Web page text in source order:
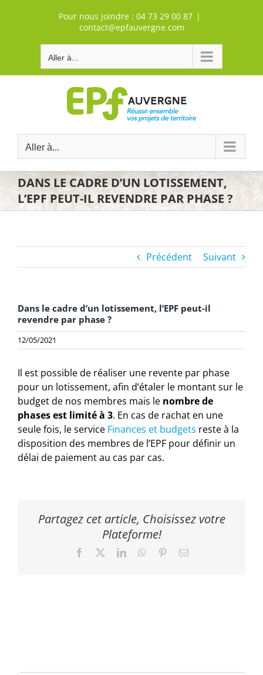
Pour nous joindre : 04 73 29 00 87 |
contact@epfauvergne.com
Aller à...
Aller à...
DANS LE CADRE D’UN LOTISSEMENT,
L’EPF PEUT-IL REVENDRE PAR PHASE ?
Précédent Suivant
Dans le cadre d’un lotissement, l’EPF peut-il
revendre par phase ?
12/05/2021
Il est possible de réaliser une revente par phase
pour un lotissement, afin d’étaler le montant sur le
budget de nos membres mais le nombre de
phases est limité à 3. En cas de rachat en une
seule fois, le service Finances et budgets reste à la
disposition des membres de l’EPF pour définir un
délai de paiement au cas par cas.
Partagez cet article, Choisissez votre
Plateforme!
Facebook LinkedInWhatsApp
PinterestEmail